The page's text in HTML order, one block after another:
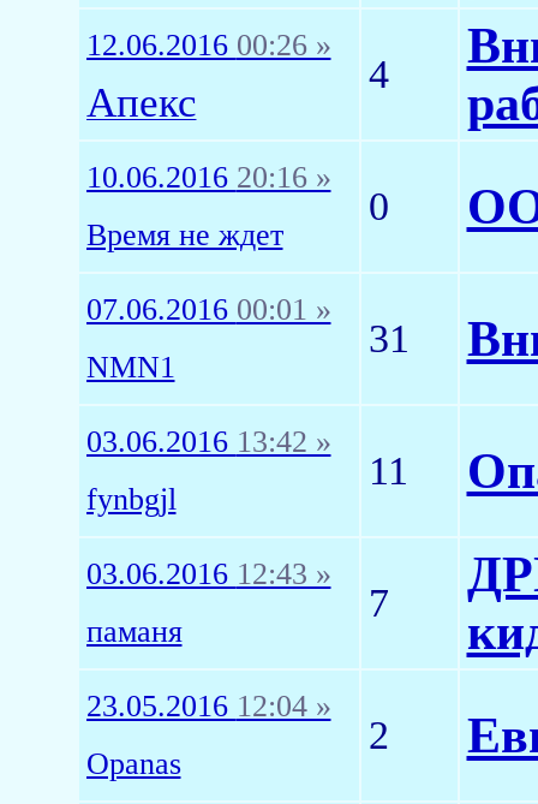
12.06.2016 00:26 »
Апекс
4
10.06.2016 20:16 »
Время не ждет
0
07.06.2016 00:01 »
NMN1
31
03.06.2016 13:42 »
fynbgjl
11
03.06.2016 12:43 »
паманя
7
23.05.2016 12:04 »
Opanas
2